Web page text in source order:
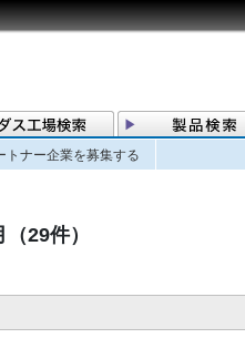
トナー企業を募集する
29件）